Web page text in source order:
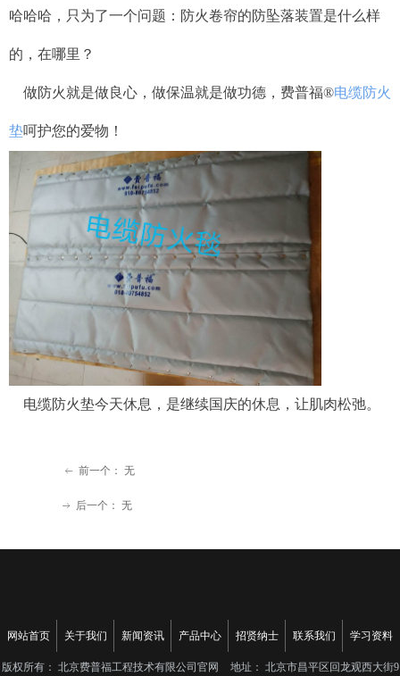
ꂃ 前一个： 无
ꁹ 后一个： 无
哈哈哈，只为了一个问题：防火卷帘的防坠落装置是什么样
的，在哪里？
做防火就是做良心，做保温就是做功德，费普福®电缆防火
垫呵护您的爱物！
电缆防火垫今天休息，是继续国庆的休息，让肌肉松弛。
网站首页 关于我们 新闻资讯 产品中心 招贤纳士 联系我们 学习资料
版权所有： 北京费普福工程技术有限公司官网 地址： 北京市昌平区回龙观西大街9